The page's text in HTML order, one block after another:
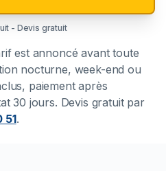
- Devis gratuit
est annoncé avant toute
nocturne, week-end ou
paiement après
30 jours. Devis gratuit par
51.